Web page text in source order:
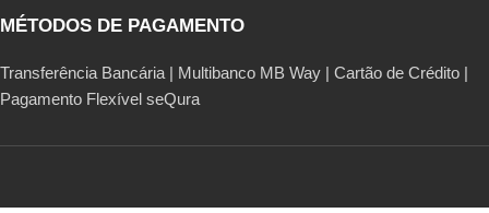
MÉTODOS DE PAGAMENTO
Transferência Bancária | Multibanco MB Way | Cartão de Crédito |
Pagamento Flexível seQura